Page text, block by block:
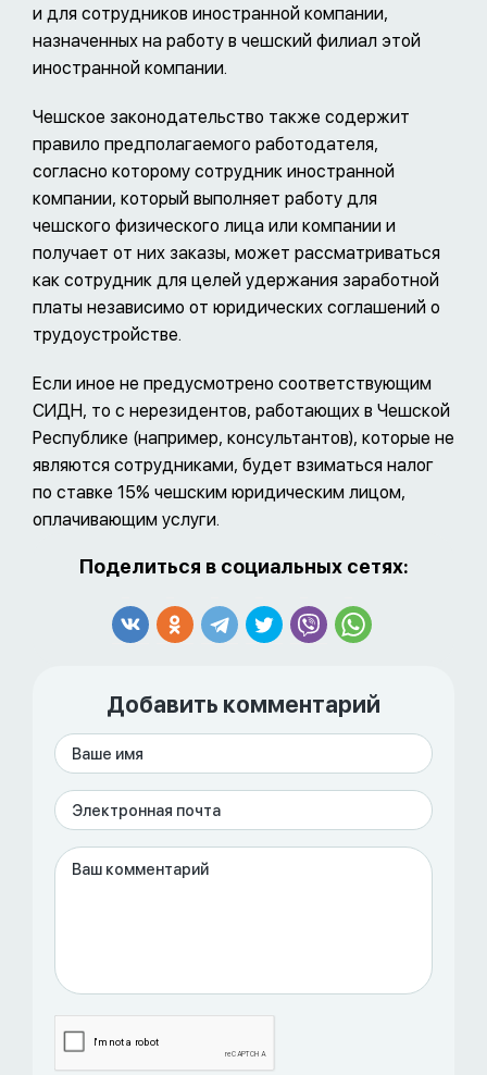
и для сотрудников иностранной компании,
назначенных на работу в чешский филиал этой
иностранной компании.
Чешское законодательство также содержит
правило предполагаемого работодателя,
согласно которому сотрудник иностранной
компании, который выполняет работу для
чешского физического лица или компании и
получает от них заказы, может рассматриваться
как сотрудник для целей удержания заработной
платы независимо от юридических соглашений о
трудоустройстве.
Если иное не предусмотрено соответствующим
СИДН, то с нерезидентов, работающих в Чешской
Республике (например, консультантов), которые не
являются сотрудниками, будет взиматься налог
по ставке 15% чешским юридическим лицом,
оплачивающим услуги.
Поделиться в социальных сетях:
Добавить комментарий